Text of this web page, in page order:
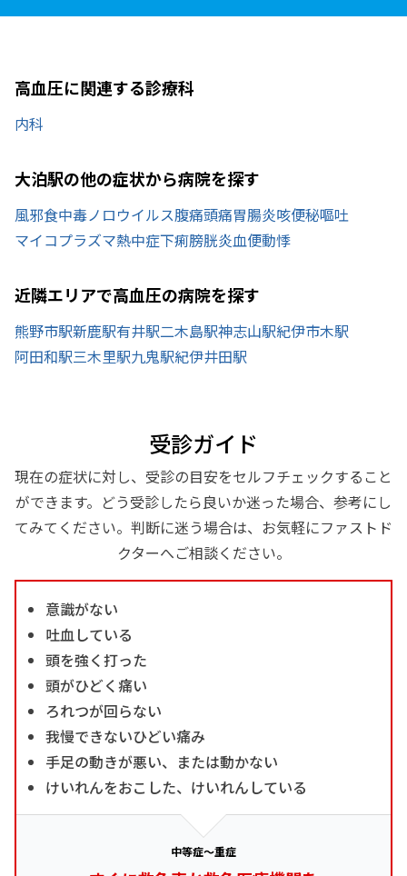
高血圧に関連する診療科
内科
大泊駅の他の症状から病院を探す
風邪食中毒ノロウイルス腹痛頭痛胃腸炎咳便秘嘔吐
マイコプラズマ熱中症下痢膀胱炎血便動悸
近隣エリアで高血圧の病院を探す
熊野市駅新鹿駅有井駅二木島駅神志山駅紀伊市木駅
阿田和駅三木里駅九鬼駅紀伊井田駅
受診ガイド
現在の症状に対し、受診の目安をセルフチェックすること
ができます。どう受診したら良いか迷った場合、参考にし
てみてください。判断に迷う場合は、お気軽にファストド
クターへご相談ください。
意識がない
吐血している
頭を強く打った
頭がひどく痛い
ろれつが回らない
我慢できないひどい痛み
手足の動きが悪い、または動かない
けいれんをおこした、けいれんしている
中等症～重症